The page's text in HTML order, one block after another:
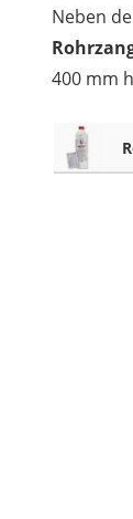
Bitset
Akku-
Aluleiter
Neben
400 mm